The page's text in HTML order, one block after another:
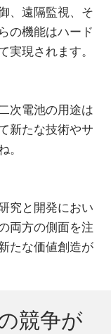
、遠隔監視、そ
の機能はハード
実現されます。
次電池の用途は
新たな技術やサ
。
究と開発におい
両方の側面を注
たな価値創造が
競争が